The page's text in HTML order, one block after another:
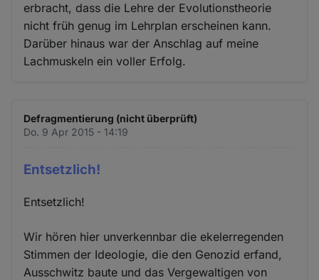
erbracht, dass die Lehre der Evolutionstheorie
nicht früh genug im Lehrplan erscheinen kann.
Darüber hinaus war der Anschlag auf meine
Lachmuskeln ein voller Erfolg.
Defragmentierung (nicht überprüft)
Do. 9 Apr 2015 - 14:19
Entsetzlich!
Entsetzlich!
Wir hören hier unverkennbar die ekelerregenden
Stimmen der Ideologie, die den Genozid erfand,
Ausschwitz baute und das Vergewaltigen von